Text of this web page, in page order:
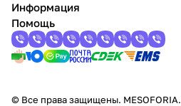
Информация
Помощь
© Все права защищены.